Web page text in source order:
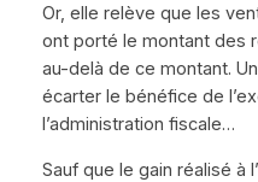
Or, elle relève que les
ont porté le montant des
au-delà de ce montant.
écarter le bénéfice de
l’administration fiscale…
Sauf que le gain réalisé à